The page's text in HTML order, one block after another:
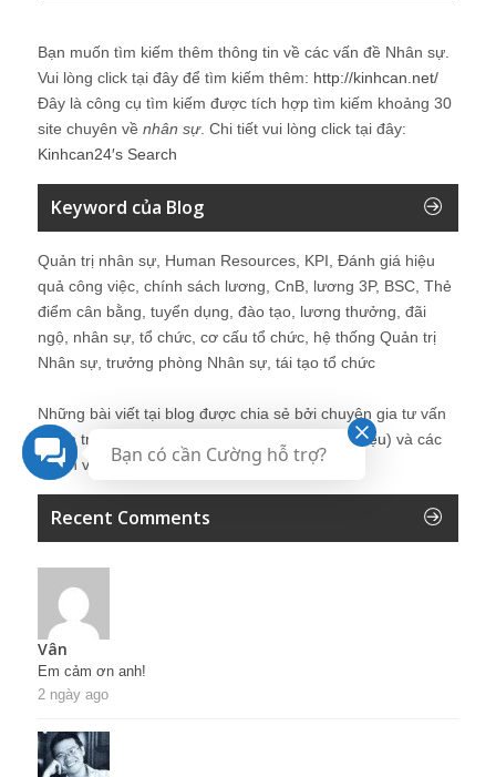
Bạn muốn tìm kiếm thêm thông tin về các vấn đề Nhân sự
Vui lòng click tại đây để tìm kiếm thêm: http://kinhcan.net/
Đây là công cụ tìm kiếm được tích hợp tìm kiếm khoảng 30
site chuyên về nhân sự. Chi tiết vui lòng click tại đây:
Kinhcan24′s Search
Keyword của Blog
Quản trị nhân sự, Human Resources, KPI, Đánh giá hiệu
quả công việc, chính sách lương, CnB, lương 3P, BSC, Thẻ
điểm cân bằng, tuyển dụng, đào tạo, lương thưởng, đãi
ngộ, nhân sự, tổ chức, cơ cấu tổ chức, hệ thống Quản trị
Nhân sự, trưởng phòng Nhân sự, tái tạo tổ chức
Những bài viết tại blog được chia sẻ bởi chuyên gia tư vấn
Quản trị Nhân sự Nguyễn Hùng Cường (
giới thiệu) và các
thành viên khác trong cộng đồng Nhân sự.
Recent Comments
Vân
Em cảm ơn anh!
2 ngày ago
Bạn có cần Cường hỗ trợ?